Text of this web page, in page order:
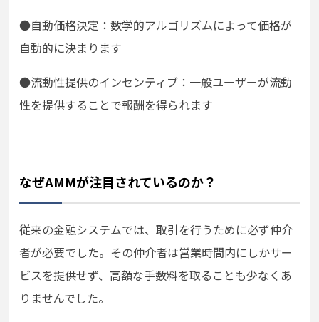
●自動価格決定：数学的アルゴリズムによって価格が
自動的に決まります
●流動性提供のインセンティブ：一般ユーザーが流動
性を提供することで報酬を得られます
なぜAMMが注目されているのか？
従来の金融システムでは、取引を行うために必ず仲介
者が必要でした。その仲介者は営業時間内にしかサー
ビスを提供せず、高額な手数料を取ることも少なくあ
りませんでした。